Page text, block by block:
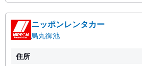
ニッポンレンタカー
烏丸御池
住所